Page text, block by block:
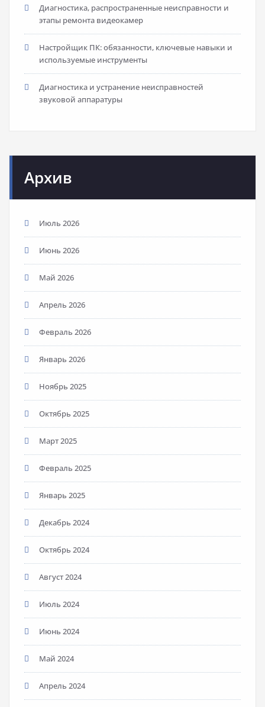
Диагностика, распространенные неисправности и
этапы ремонта видеокамер
Настройщик ПК: обязанности, ключевые навыки и
используемые инструменты
Диагностика и устранение неисправностей
звуковой аппаратуры
Архив
Июль 2026
Июнь 2026
Май 2026
Апрель 2026
Февраль 2026
Январь 2026
Ноябрь 2025
Октябрь 2025
Март 2025
Февраль 2025
Январь 2025
Декабрь 2024
Октябрь 2024
Август 2024
Июль 2024
Июнь 2024
Май 2024
Апрель 2024